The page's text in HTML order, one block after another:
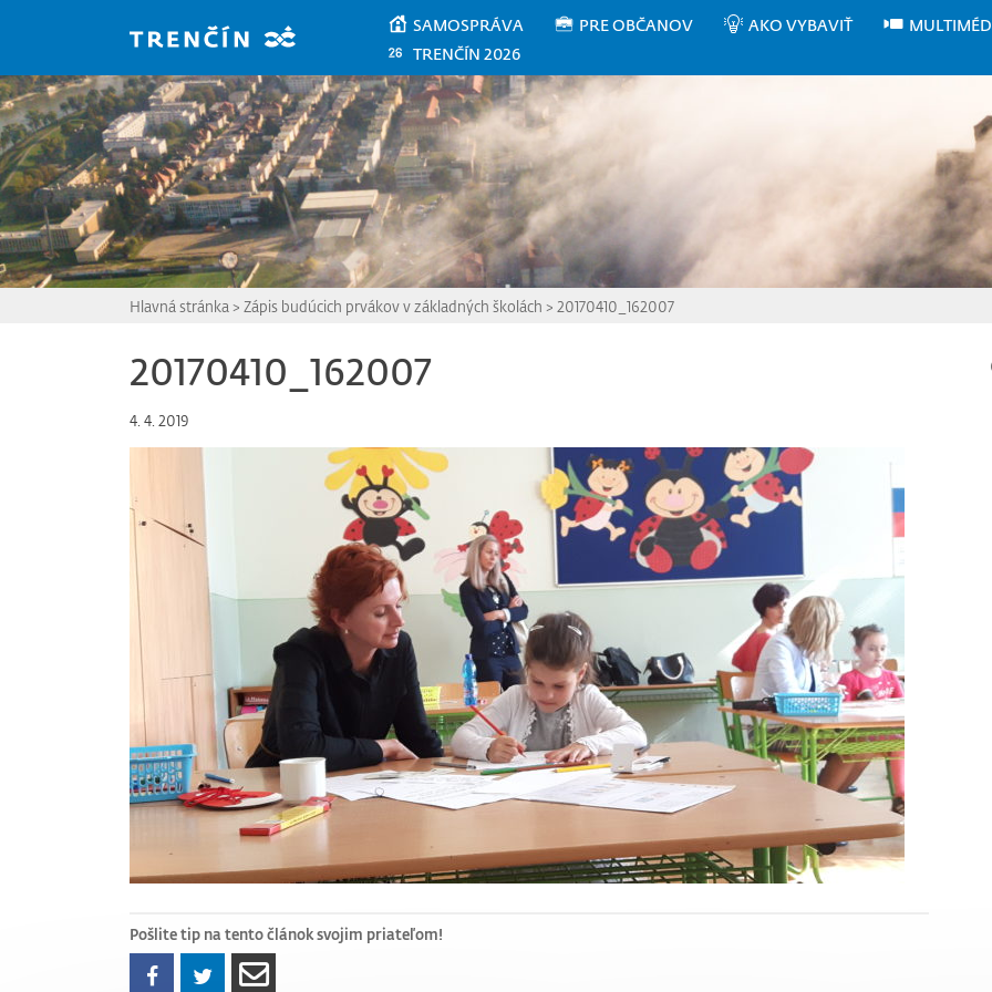
SAMOSPRÁVA PRE OBČANOV AKO VYBAVIŤ
TRENČÍN 2026
Hlavná stránka > Zápis budúcich prvákov v základných školách > 20170410_162007
20170410_162007
4. 4. 2019
Pošlite tip na tento článok svojim priateľom!